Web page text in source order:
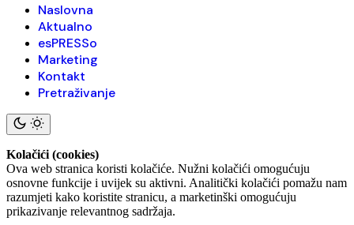
Naslovna
Aktualno
esPRESSo
Marketing
Kontakt
Pretraživanje
Kolačići (cookies)
Ova web stranica koristi kolačiće. Nužni kolačići omogućuju
osnovne funkcije i uvijek su aktivni. Analitički kolačići pomažu nam
razumjeti kako koristite stranicu, a marketinški omogućuju
prikazivanje relevantnog sadržaja.